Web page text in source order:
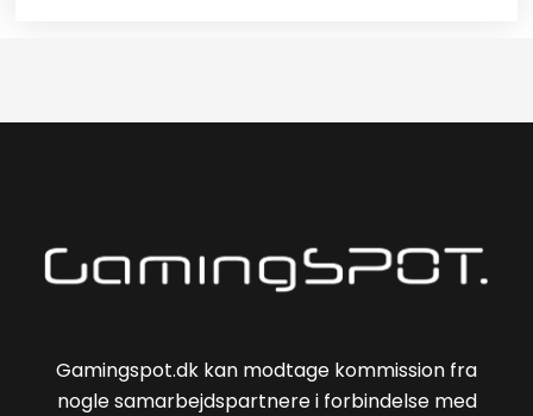
Gamingspot.dk kan modtage kommission fra
nogle samarbejdspartnere i forbindelse med